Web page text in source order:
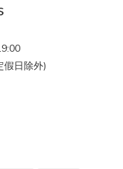
假日除外)